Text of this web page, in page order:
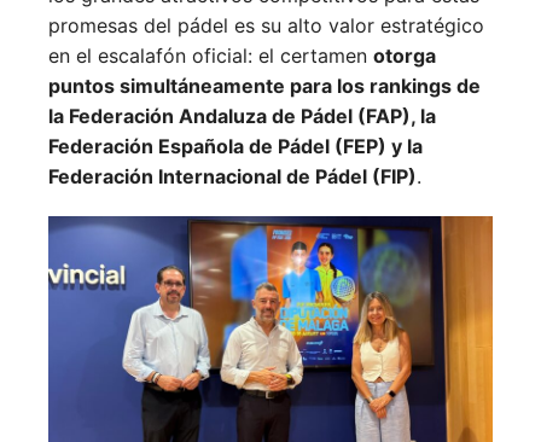
promesas del pádel es su alto valor estratégico
en el escalafón oficial: el certamen otorga
puntos simultáneamente para los rankings de
la Federación Andaluza de Pádel (FAP), la
Federación Española de Pádel (FEP) y la
Federación Internacional de Pádel (FIP).